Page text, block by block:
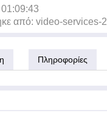
01:09:43
από: video-services-2
Πληροφορίες